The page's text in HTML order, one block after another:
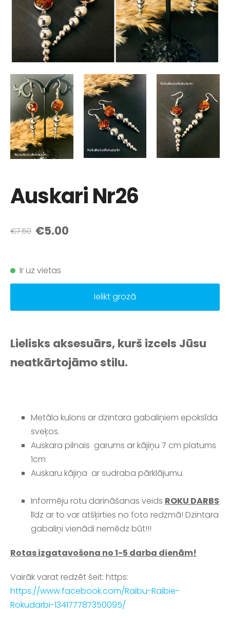
Auskari Nr26
€7.50 €5.00
Ir uz vietas
Ielikt grozā
Lielisks aksesuārs, kurš izcels Jūsu
neatkārtojāmo stilu.
Metāla kulons ar dzintara gabaliņiem epoksīda
sveķos.
Auskara pilnais garums ar kājiņu 7 cm platums
1cm
Auskaru kājiņa ar sudraba pārklājumu.
Informēju rotu darināšanas veids ROKU DARBS
līdz ar to var atšķirties no foto redzmā! Dzintara
gabaliņi vienādi nemēdz būt!!!
Rotas izgatavošona no 1-5 darba dienām!
Vairāk varat redzēt šeit: https:
https://www.facebook.com/Raibu-Raibie-
Rokudarbi-134177787350095/